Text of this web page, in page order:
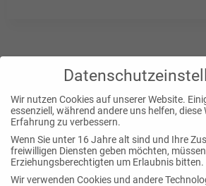
Wir nutzen Cookies auf unserer Website.
essenziell, während andere uns helfen, diese
Erfahrung zu verbessern.
Wenn Sie unter 16 Jahre alt sind und Ihre
freiwilligen Diensten geben möchten,
Erziehungsberechtigten um Erlaubnis bitten.
Wir verwenden Cookies und andere